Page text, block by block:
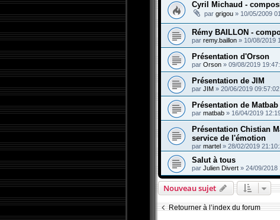
Cyril Michaud -
par grigou » 10/05/2009
Rémy BAILLON -
par remy.baillon » 10/08/2019
Présentation d'Orson
par Orson » 09/08/2019
Présentation de JIM
par JIM » 20/06/2019 09:57:02
Présentation de Matbab
par matbab » 16/04/2019
Présentation Chistian
service de l'émotion
par martel » 28/02/2019
Salut à tous
par Julien Divert » 24/09/2018
Nouveau sujet
Retourner à l’index du forum